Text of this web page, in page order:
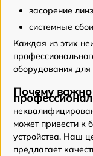
засорение
системные
Каждая из этих
оборудования для
Почему важно
может привести к
устройства. Наш
предлагает